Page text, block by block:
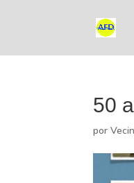
50
por